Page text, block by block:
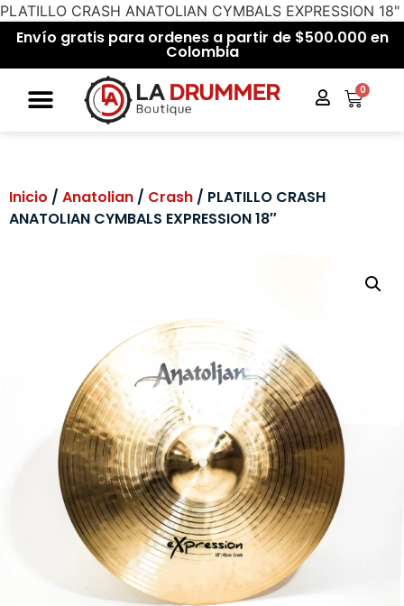
PLATILLO CRASH ANATOLIAN CYMBALS EXPRESSION 18"
Envío gratis para ordenes a partir de $500.000 en
Colombia
0
Inicio / Anatolian / Crash / PLATILLO CRASH
ANATOLIAN CYMBALS EXPRESSION 18″